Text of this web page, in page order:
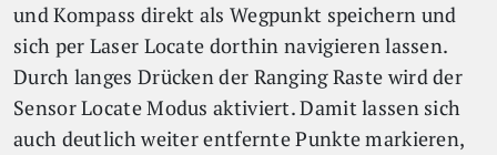
und Kompass direkt als Wegpunkt speichern und
sich per Laser Locate dorthin navigieren lassen.
Durch langes Drücken der Ranging Raste wird der
Sensor Locate Modus aktiviert. Damit lassen sich
auch deutlich weiter entfernte Punkte markieren,